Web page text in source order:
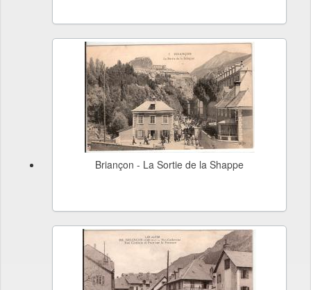
Briançon - La Sortie de la Shappe